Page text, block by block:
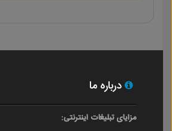
درباره ما
مزایای تبلیغات اینترنتی: